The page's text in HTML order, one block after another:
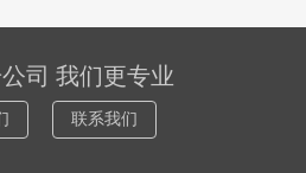
司 我们更专业
联系我们